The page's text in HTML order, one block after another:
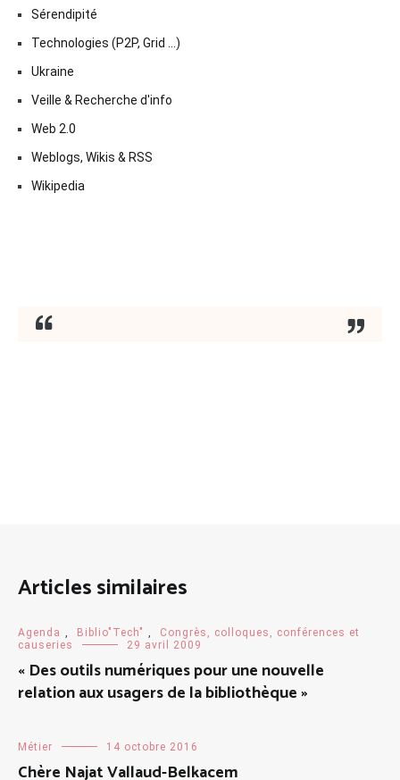
Sérendipité
Technologies (P2P, Grid …)
Ukraine
Veille & Recherche d'info
Web 2.0
Weblogs, Wikis & RSS
Wikipedia
Articles similaires
Agenda , Biblio"Tech" ,
Congrès, colloques, conférences et
causeries
29 avril 2009
« Des outils numériques pour une nouvelle
relation aux usagers de la bibliothèque »
Métier 14 octobre 2016
Chère Najat Vallaud-Belkacem